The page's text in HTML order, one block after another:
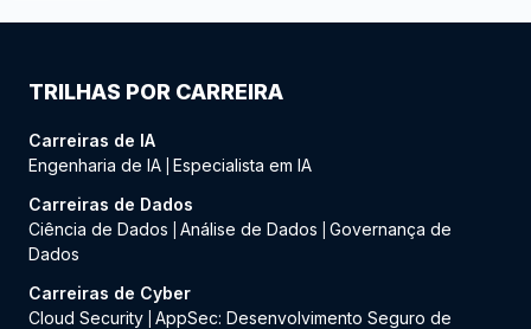
TRILHAS POR CARREIRA
Carreiras de IA
Engenharia de IA Especialista em IA
Carreiras de Dados
Ciência de Dados
Análise de Dados
Governança de
Dados
Carreiras de Cyber
Cloud Security AppSec: Desenvolvimento Seguro de